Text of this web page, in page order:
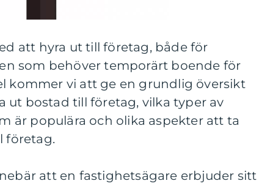
att hyra ut till företag, både för
som behöver temporärt boende för
kommer vi att ge en grundlig översikt
ut bostad till företag, vilka typer av
är populära och olika aspekter att ta
företag.
att en fastighetsägare erbjuder sitt